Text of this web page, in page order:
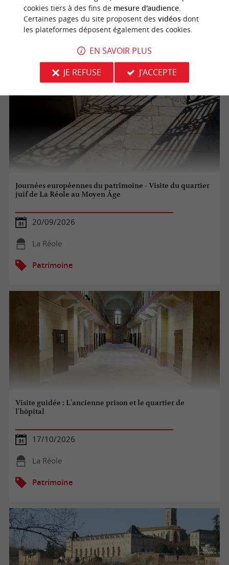
19/09/2026
La Réole
Journées européennes du patrimoine - Visite du quartier
juif de La Réole au Moyen Âge
20/09/2026
La Réole
Patrimoine
Visite guidée : L'ancienne prison et le quartier de
l'hôpital
17/10/2026
La Réole
Patrimoine
cookies tiers à des fins de mesure d'audience.
Certaines pages du site proposent des vidéosdont
les plateformes déposent également des cookies.
EN SAVOIR PLUS
JE REFUSE
J'ACCEPTE